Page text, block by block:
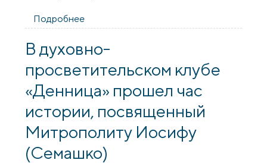
Подробнее
бібліятэцы прайшлі краязнаўчыя чытанні
В духовно-
просветительском клубе
«Денница» прошел час
истории, посвященный
Митрополиту Иосифу
(Семашко)